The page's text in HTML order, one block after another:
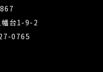
幡台1-9-2
0765